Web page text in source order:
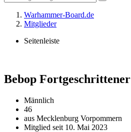
Warhammer-Board.de
Mitglieder
Seitenleiste
Bebop Fortgeschrittener
Männlich
46
aus Mecklenburg Vorpommern
Mitglied seit 10. Mai 2023